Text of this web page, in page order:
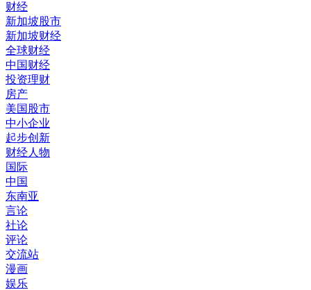
财经
新加坡股市
新加坡财经
全球财经
中国财经
投资理财
房产
美国股市
中小企业
起步创新
财经人物
国际
中国
东南亚
言论
社论
评论
交流站
漫画
娱乐